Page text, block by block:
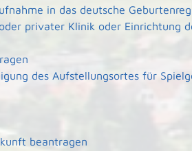
in das deutsche
privater Klinik oder Einrichtung
des Aufstellungsortes für
beantragen